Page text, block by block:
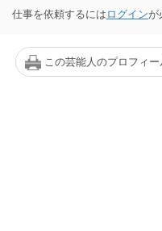
仕事を依頼するには ログインが
この芸能人のプロフィー